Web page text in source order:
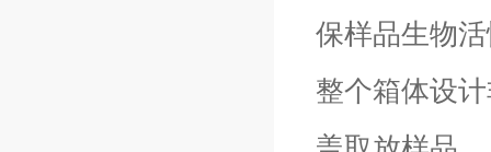
保样品生物
整个箱体设